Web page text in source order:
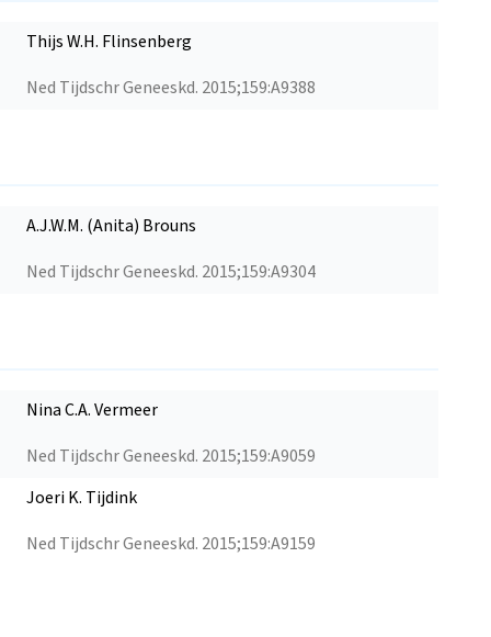
Ned Tijdschr Geneeskd. 2015;159:A9388
Thijs W.H. Flinsenberg
Ned Tijdschr Geneeskd. 2015;159:A9304
A.J.W.M. (Anita) Brouns
Ned Tijdschr Geneeskd. 2015;159:A9059
Nina C.A. Vermeer
Ned Tijdschr Geneeskd. 2015;159:A9159
Joeri K. Tijdink